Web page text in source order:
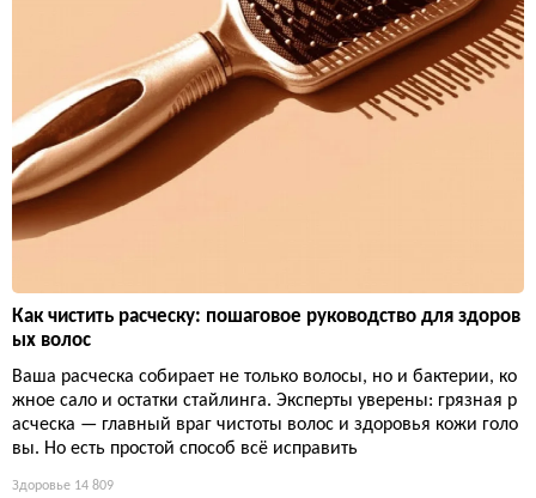
Как чистить расческу: пошаговое руководство для здоров
ых волос
Ваша расческа собирает не только волосы, но и бактерии, ко
жное сало и остатки стайлинга. Эксперты уверены: грязная р
асческа — главный враг чистоты волос и здоровья кожи голо
вы. Но есть простой способ всё исправить
Здоровье 14 809